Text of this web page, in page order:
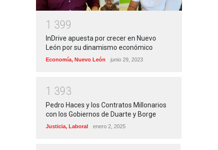
1 399
InDrive apuesta por crecer en Nuevo
León por su dinamismo económico
Economía, Nuevo León junio 29, 2023
1 393
Pedro Haces y los Contratos Millonarios
con los Gobiernos de Duarte y Borge
Justicia, Laboral enero 2, 2025